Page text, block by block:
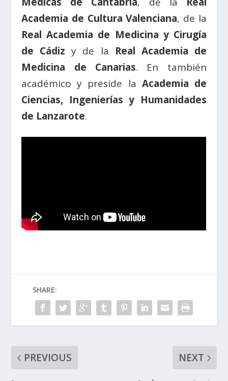
Academia de Cultura Valenciana, de la
Real Academia de Medicina y Cirugía
de Cádiz y de la Real Academia de
Medicina de Canarias. En también
académico y preside la Academia de
Ciencias, Ingenierías y Humanidades
de Lanzarote.
SHARE:
PREVIOUS
NEXT